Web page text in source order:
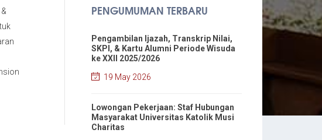
PENGUMUMAN TERBARU
Pengambilan Ijazah, Transkrip Nilai,
SKPI, & Kartu Alumni Periode Wisuda
ke XXII 2025/2026
19 May 2026
Lowongan Pekerjaan: Staf Hubungan
Masyarakat Universitas Katolik Musi
Charitas